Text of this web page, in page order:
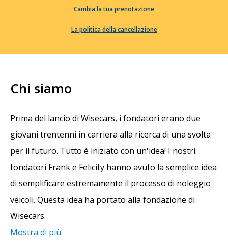
Cambia la tua prenotazione
La politica della cancellazione
Chi siamo
Prima del lancio di Wisecars, i fondatori erano due
giovani trentenni in carriera alla ricerca di una svolta
per il futuro. Tutto è iniziato con un'idea! I nostri
fondatori Frank e Felicity hanno avuto la semplice idea
di semplificare estremamente il processo di noleggio
veicoli. Questa idea ha portato alla fondazione di
Wisecars.
Mostra di più